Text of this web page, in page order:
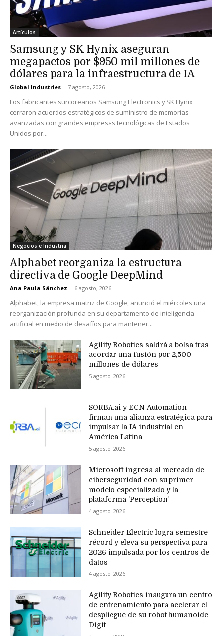
Artículos
Samsung y SK Hynix aseguran
megapactos por $950 mil millones de
dólares para la infraestructura de IA
Global Industries - 7 agosto, 2026
Los fabricantes surcoreanos Samsung Electronics y SK Hynix
cerraron acuerdos estratégicos de suministro de memorias
avanzadas con grandes empresas tecnológicas de Estados
Unidos por...
Negocios e Industria
Alphabet reorganiza la estructura
directiva de Google DeepMind
Ana Paula Sánchez - 6 agosto, 2026
Alphabet, la empresa matriz de Google, anunció el miércoles una
reorganización profunda en su departamento de inteligencia
artificial en medio de desafíos para mantener...
Agility Robotics saldrá a bolsa tras
acordar una fusión por 2,500
millones de dólares
5 agosto, 2026
SORBA.ai y ECN Automation
firman una alianza estratégica para
impulsar la IA industrial en
América Latina
5 agosto, 2026
Microsoft ingresa al mercado de
ciberseguridad con su primer
modelo especializado y la
plataforma ‘Perception’
4 agosto, 2026
Schneider Electric logra semestre
récord y eleva su perspectiva para
2026 impulsada por los centros de
datos
4 agosto, 2026
Agility Robotics inaugura un centro
de entrenamiento para acelerar el
despliegue de su robot humanoide
Digit